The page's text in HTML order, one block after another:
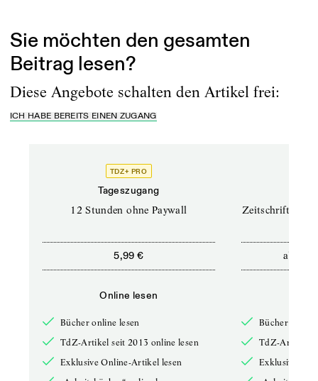
Sie möchten den gesamten
Beitrag lesen?
Diese Angebote schalten den Artikel frei:
ICH HABE BEREITS EINEN ZUGANG
TDZ+ PRO
Tageszugang
12 Stunden ohne Paywall
5,99 €
Online lesen
Bücher online lesen
TdZ-Artikel seit 2013 online lesen
Exklusive Online-Artikel lesen
Zeitschriften
ab
Bücher online
TdZ-Artikel
Exklusive